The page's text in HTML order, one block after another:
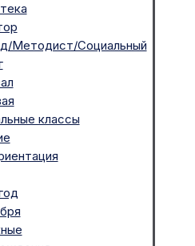
Методист/Социальный
классы